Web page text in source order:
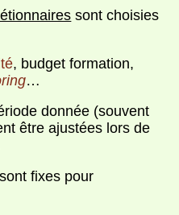
sont choisies
, budget formation,
…
donnée (souvent
être ajustées lors de
sont fixes pour